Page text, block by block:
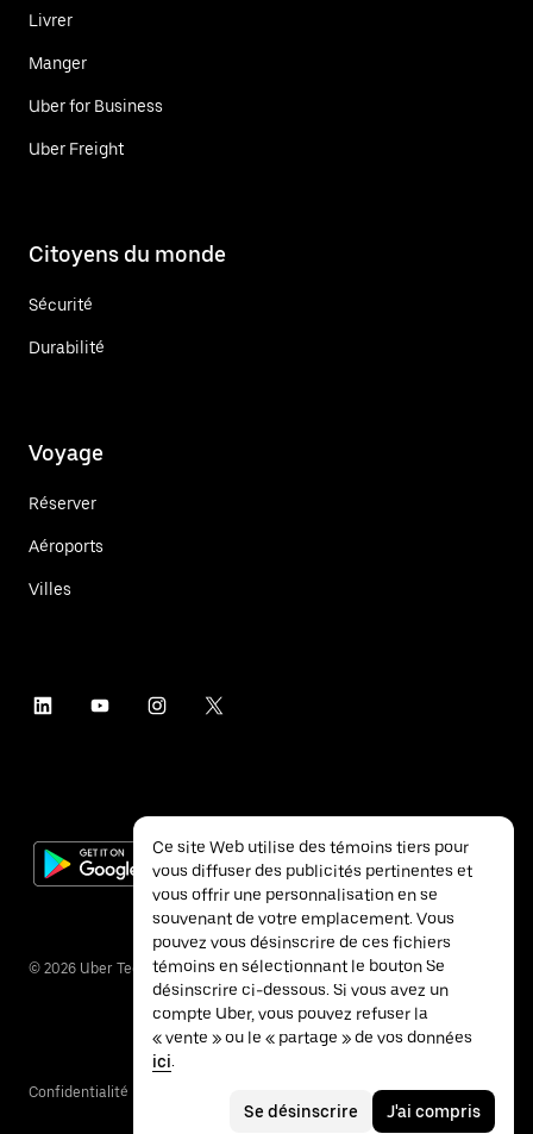
Livrer
Manger
Uber for Business
Uber Freight
Citoyens du monde
Sécurité
Durabilité
Voyage
Réserver
Aéroports
Villes
© 2026 Uber Technologies inc.
Confidentialité
Ce site Web utilise des témoins tiers pour
vous diffuser des publicités pertinentes et
vous offrir une personnalisation en se
souvenant de votre emplacement. Vous
pouvez vous désinscrire de ces fichiers
témoins en sélectionnant le bouton Se
désinscrire ci-dessous. Si vous avez un
compte Uber, vous pouvez refuser la
« vente » ou le « partage » de vos données
ici.
Se désinscrire J'ai compris